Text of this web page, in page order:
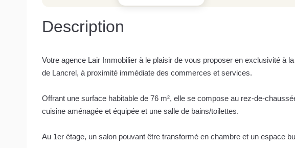
Description
Votre agence Lair Immobilier à le plaisir de vous proposer en exclusivité à
de Lancrel, à proximité immédiate des commerces et services.
Offrant une surface habitable de 76 m², elle se compose au rez-de-
cuisine aménagée et équipée et une salle de bains/toilettes.
Au 1er étage, un salon pouvant être transformé en chambre et un espace